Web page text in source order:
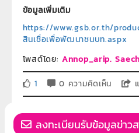
ข้อมูลเพิ่มเติม
https://www.gsb.or.th/
สินเชื่อเพื่อพัฒนาชนบท.aspx
โพสต์โดย:Annop_arip.
1
0 ความคิดเห็น
ลงทะเบียนรับข้อมูลข่าว